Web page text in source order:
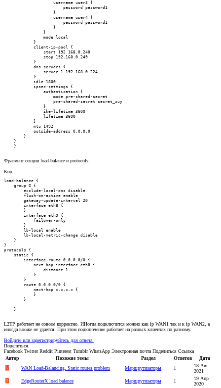
                    username user3 {
                        password password1
                    }
                    username user4 {
                        password password1
                    }
                }
                mode local
            }
            client-ip-pool {
                start 192.168.0.240
                stop 192.168.0.249
            }
            dns-servers {
                server-1 192.168.0.224
            }
            idle 1800
            ipsec-settings {
                authentication {
                    mode pre-shared-secret
                    pre-shared-secret secret_zuy
                }
                ike-lifetime 3600
                lifetime 3600
            }
            mtu 1492
            outside-address 0.0.0.0
        }
    }
    }
Фрагмент секции load-balance и protocols:
Код:
load-balance {
    group G {
        exclude-local-dns disable
        flush-on-active enable
        gateway-update-interval 20
        interface eth8 {
        }
        interface eth9 {
            failover-only
        }
        lb-local enable
        lb-local-metric-change disable
    }
}
protocols {
    static {
        interface-route 0.0.0.0/0 {
            next-hop-interface eth8 {
                distance 1
            }
        }
        route 0.0.0.0/0 {
            next-hop x.x.x.x {
            }
        }
    }
L2TP работает не совсем корректно. ИНогда подключится можно как ip WAN1 так и к ip WAN2, а
иногда вооже не удается. При этом подключение работает на разных клиентах по разному.
Войдите или зарегистрируйтесь для ответа.
Поделиться:
Facebook Twitter Reddit Pinterest Tumblr WhatsApp Электронная почта Поделиться Ссылка
Автор
Похожие темы Раздел Ответов
Дата
V
WAN Load-Balancing. Static routes problem Маршрутизаторы 1
18 Авг
2021
R
EdgeRouterX load balance Маршрутизаторы 1
19 Апр
2020